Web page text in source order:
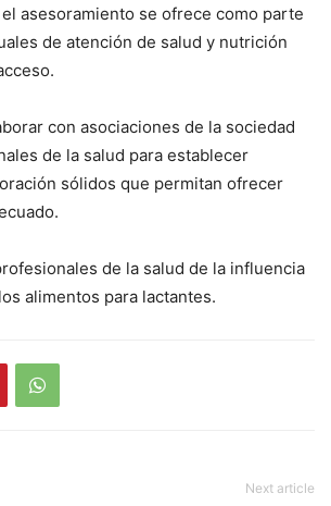
el asesoramiento se ofrece como parte
de atención de salud y nutrición
con asociaciones de la sociedad
de la salud para establecer
sólidos que permitan ofrecer
de la salud de la influencia
alimentos para lactantes.
Next article